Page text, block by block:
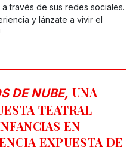
través de sus redes sociales.
y lánzate a vivir el
DE NUBE, UNA
TEATRAL
EN
EXPUESTA DE